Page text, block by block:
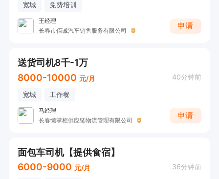
宽城 免费培训
王经理
长春市佰诚汽车销售服务有限公司
申请
送货司机8千-1万
8000-10000 元/月 40分钟前
宽城 工作餐
马经理
长春懒掌柜供应链物流管理有限公司
申请
面包车司机【提供食宿】
6000-9000 元/月 36分钟前